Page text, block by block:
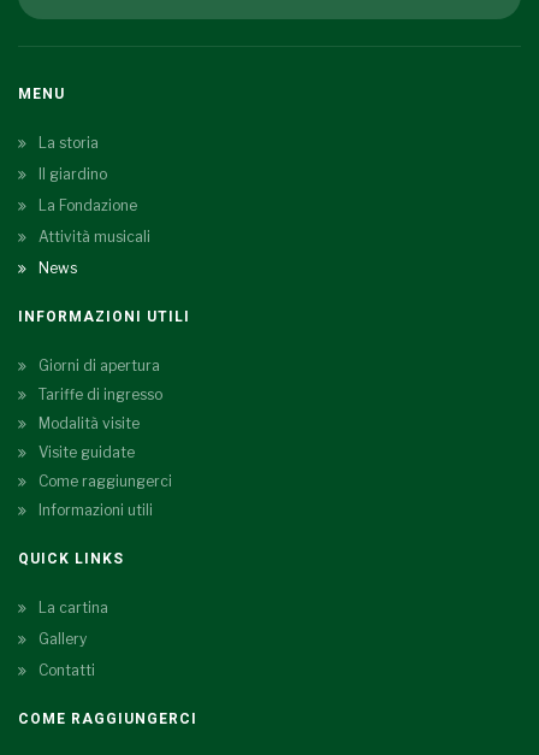
MENU
La storia
Il giardino
La Fondazione
Attività musicali
News
INFORMAZIONI UTILI
Giorni di apertura
Tariffe di ingresso
Modalità visite
Visite guidate
Come raggiungerci
Informazioni utili
QUICK LINKS
La cartina
Gallery
Contatti
COME RAGGIUNGERCI